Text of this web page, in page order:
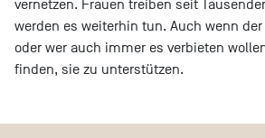
vernetzen. Frauen treiben seit
werden es weiterhin tun. Auch wenn
oder wer auch immer es verbieten
finden, sie zu unterstützen.